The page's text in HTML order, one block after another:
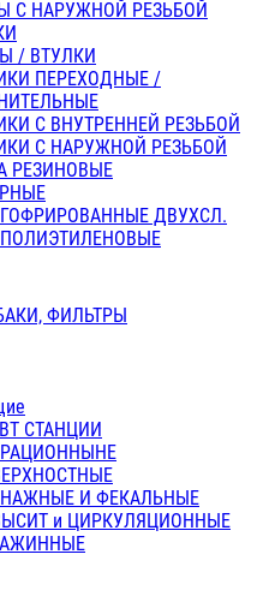
С НАРУЖНОЙ РЕЗЬБОЙ
/ ВТУЛКИ
ПЕРЕХОДНЫЕ /
С ВНУТРЕННЕЙ РЕЗЬБОЙ
С НАРУЖНОЙ РЕЗЬБОЙ
РЕЗИНОВЫЕ
ДВУХСЛ.
ФИЛЬТРЫ
СТАНЦИИ
И ФЕКАЛЬНЫЕ
и ЦИРКУЛЯЦИОННЫЕ